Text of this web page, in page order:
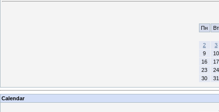
Пн Вт
2
3
9
10
16
17
23
24
30
31
Calendar